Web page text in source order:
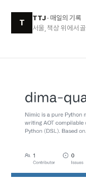
T
TTJ · 매일의 기록
서울, 책상 위에서